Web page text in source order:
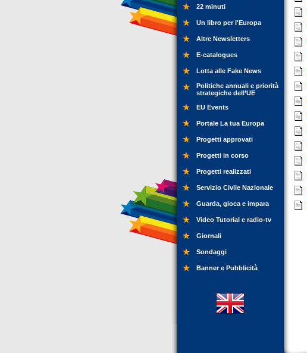
22 minuti
Un libro per l'Europa
Altre Newsletters
E-catalogues
Lotta alle Fake News
Politiche annuali e priorità
strategiche dell’UE
EU Events
Portale La tua Europa
Progetti approvati
Progetti in corso
Progetti realizzati
Servizio Civile Nazionale
Guarda, gioca e impara
Video Tutorial e radio-tv
Giornali
Sondaggi
Banner e Pubblicità